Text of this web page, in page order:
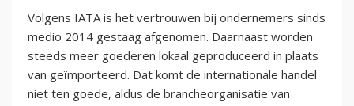
Volgens IATA is het vertrouwen bij ondernemers sinds
medio 2014 gestaag afgenomen. Daarnaast worden
steeds meer goederen lokaal geproduceerd in plaats
van geïmporteerd. Dat komt de internationale handel
niet ten goede, aldus de brancheorganisatie van